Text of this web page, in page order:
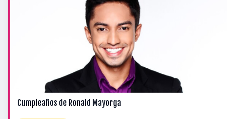
Cumpleaños de Ronald Mayorga